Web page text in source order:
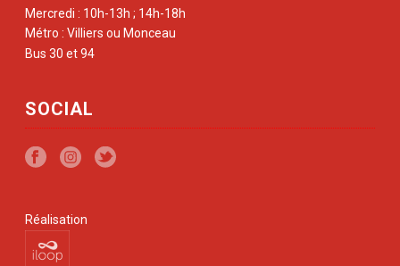
Mercredi : 10h-13h ; 14h-18h
Métro : Villiers ou Monceau
Bus 30 et 94
SOCIAL
Réalisation